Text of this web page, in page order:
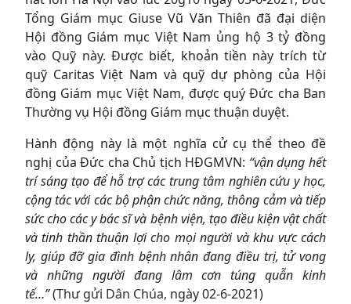
Tổng Giám mục Giuse Vũ Văn Thiên đã đại diện
Hội đồng Giám mục Việt Nam ủng hộ 3 tỷ đồng
vào Quỹ này. Được biết, khoản tiền này trích từ
quỹ Caritas Việt Nam và quỹ dự phòng của Hội
đồng Giám mục Việt Nam, được quý Đức cha Ban
Thường vụ Hội đồng Giám mục thuận duyệt.
Hành động này là một nghĩa cử cụ thể theo đề
nghị của Đức cha Chủ tịch HĐGMVN: “vận dụng hết
trí sáng tạo để hỗ trợ các trung tâm nghiên cứu y học,
cộng tác với các bộ phận chức năng, thông cảm và tiếp
sức cho các y bác sĩ và bệnh viện, tạo điều kiện vật chất
và tinh thần thuận lợi cho mọi người và khu vực cách
ly, giúp đỡ gia đình bệnh nhân đang điều trị, tử vong
và những người đang lâm cơn túng quẫn kinh
tế…”(Thư gửi Dân Chúa, ngày 02-6-2021)